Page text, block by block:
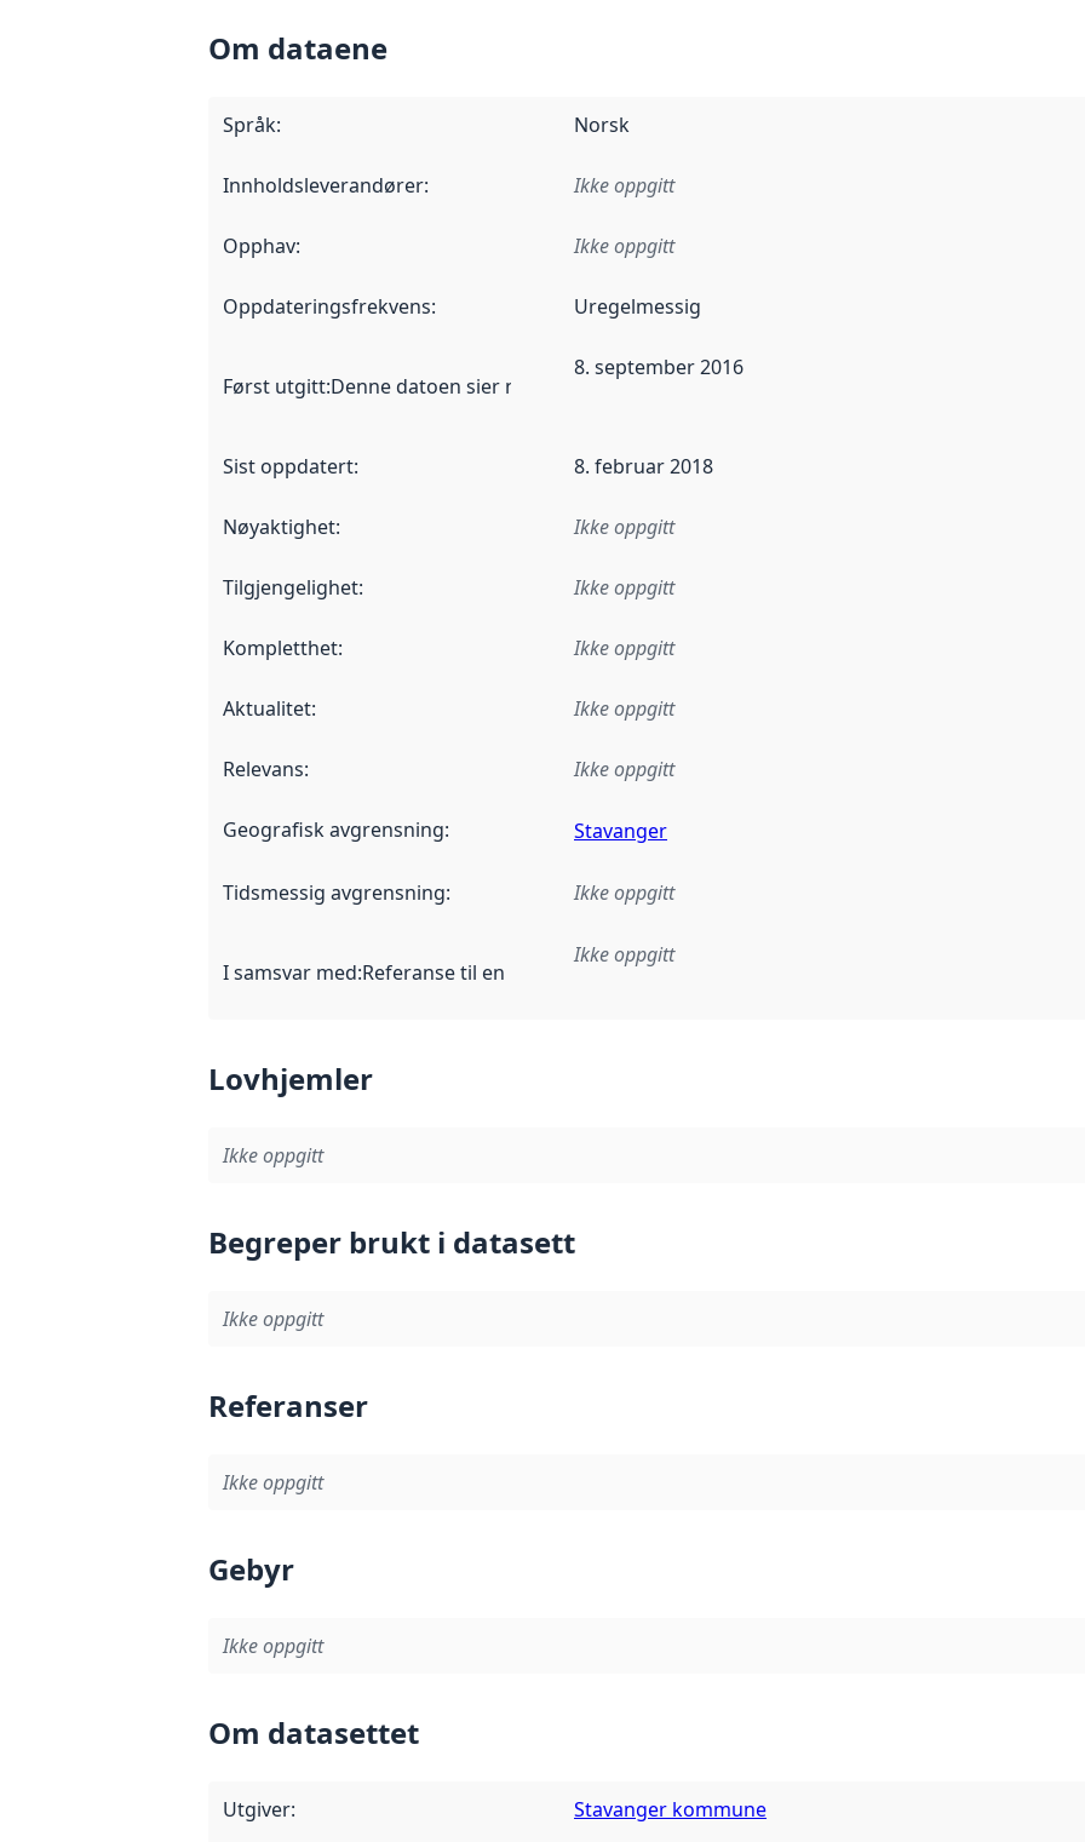
Om dataene
Språk: Norsk
Innholdsleverandører: Ikke oppgitt
Opphav: Ikke oppgitt
Oppdateringsfrekvens: Uregelmessig
Først utgitt:Denne datoen sier når dataene i dette datasettet første gang ble utgitt. Det kan
8. september 2016
Sist oppdatert: 8. februar 2018
Nøyaktighet: Ikke oppgitt
Tilgjengelighet: Ikke oppgitt
Kompletthet: Ikke oppgitt
Aktualitet: Ikke oppgitt
Relevans: Ikke oppgitt
Geografisk avgrensning: Stavanger
Tidsmessig avgrensning: Ikke oppgitt
I samsvar med:Referanse til en implementasjonsregel eller annen spesifikasjon, som ligger
Ikke oppgitt
Lovhjemler
Ikke oppgitt
Begreper brukt i datasett
Ikke oppgitt
Referanser
Ikke oppgitt
Gebyr
Ikke oppgitt
Om datasettet
Utgiver: Stavanger kommune